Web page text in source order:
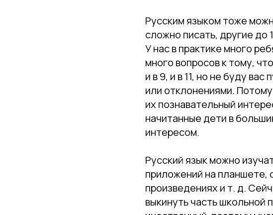
Русским языком тоже
сложно писать, другие до
У нас в практике много
много вопросов к тому,
и в 9, и в 11, но не буду
или отклонениями.
их познавательный
начитанные дети в
интересом.
Русский язык можно
приложений на планшете,
произведениях и т. д.
выкинуть часть школьной